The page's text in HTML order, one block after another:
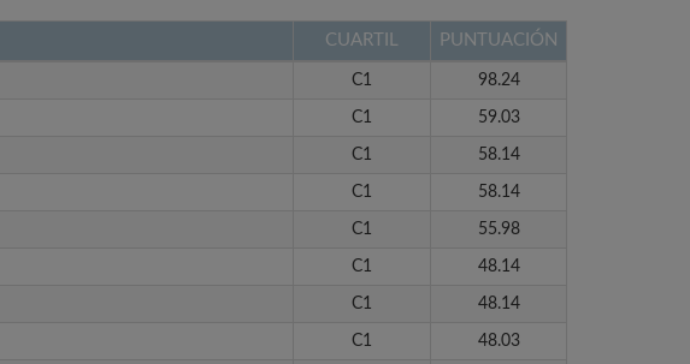
CUARTIL PUNTUACIÓN
C1 98.24
C1 59.03
C1 58.14
C1 58.14
C1 55.98
C1 48.14
C1 48.14
C1 48.03